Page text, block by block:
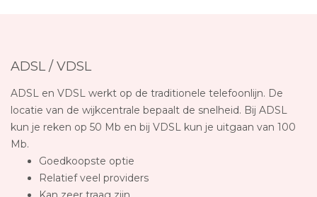
ADSL / VDSL
ADSL en VDSL werkt op de traditionele telefoonlijn. De
locatie van de wijkcentrale bepaalt de snelheid. Bij ADSL
kun je reken op 50 Mb en bij VDSL kun je uitgaan van 100
Mb.
Goedkoopste optie
Relatief veel providers